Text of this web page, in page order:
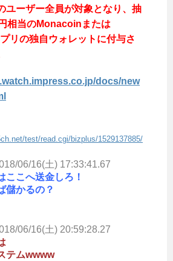
ユーザー全員が対象となり、抽
相当のMonacoinまたは
リの独自ウォレットに付与さ
docs/new
test/read.cgi/bizplus/1529137885/
06/16(土) 17:33:41.67
ここへ送金しろ！
儲かるの？
06/16(土) 20:59:28.27
テムwwww